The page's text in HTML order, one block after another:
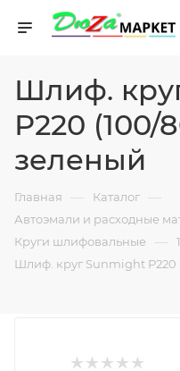
Шлиф.
Р220 (100/
зеленый
Главная — Каталог —
Автоэмали и расходные
Круги шлифовальные —
Шлиф. круг Sunmight Р220